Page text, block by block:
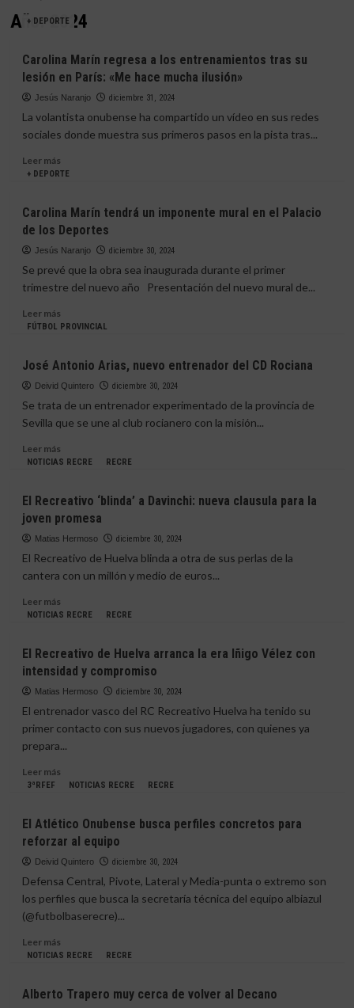
Año:2024
+ DEPORTE
Carolina Marín regresa a los entrenamientos tras su
lesión en París: «Me hace mucha ilusión»
Jesús Naranjo diciembre 31, 2024
La volantista onubense ha compartido un vídeo en sus redes
sociales donde muestra sus primeros pasos en la pista tras...
Leer másLeer
más
Marín
regresa
a
los
entrenamientos
tras
lesión
«Me
hace
mucha
+ DEPORTE
Carolina Marín tendrá un imponente mural en el Palacio
de los Deportes
Jesús Naranjo diciembre 30, 2024
Se prevé que la obra sea inaugurada durante el primer
trimestre del nuevo año Presentación del nuevo mural de...
Leer másLeer
más
Marín
tendrá
un
mural
en
el
los
Deportes
FÚTBOL PROVINCIAL
José Antonio Arias, nuevo entrenador del CD Rociana
Deivid Quintero diciembre 30, 2024
Se trata de un entrenador experimentado de la provincia de
Sevilla que se une al club rocianero con la misión...
Leer másLeer
más
Antonio
Arias,
nuevo
entrenador
CD
NOTICIAS RECRE RECRE
El Recreativo ‘blinda’ a Davinchi: nueva clausula para la
joven promesa
Matias Hermoso diciembre 30, 2024
El Recreativo de Huelva blinda a otra de sus perlas de la
cantera con un millón y medio de euros...
Leer másLeer
más
Recreativo
‘blinda’
a
Davinchi:
clausula
para
joven
NOTICIAS RECRE RECRE
El Recreativo de Huelva arranca la era Iñigo Vélez con
intensidad y compromiso
Matias Hermoso diciembre 30, 2024
El entrenador vasco del RC Recreativo Huelva ha tenido su
primer contacto con sus nuevos jugadores, con quienes ya
prepara...
Leer másLeer
más
Recreativo
de
Huelva
arranca
era
Iñigo
con
compromiso
3ªRFEF NOTICIAS RECRE RECRE
El Atlético Onubense busca perfiles concretos para
reforzar al equipo
Deivid Quintero diciembre 30, 2024
Defensa Central, Pivote, Lateral y Media-punta o extremo son
los perfiles que busca la secretaría técnica del equipo albiazul
(@futbolbaserecre)...
Leer másLeer
más
Atlético
NOTICIAS RECRE RECRE
Alberto Trapero muy cerca de volver al Decano